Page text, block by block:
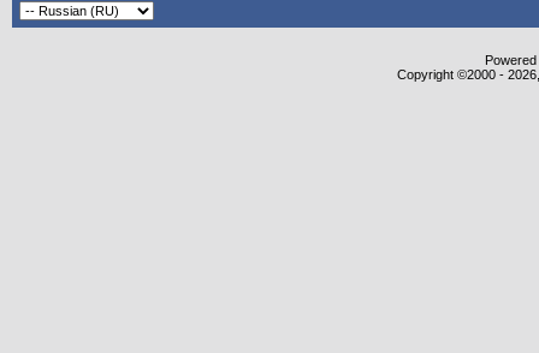
Copyright ©2000 -